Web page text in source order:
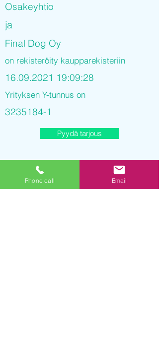
Osakeyhtio
ja
Final Dog Oy
on rekisteröity kaupparekisteriin
16.09.2021 19:09:28
Yrityksen Y-tunnus on
3235184-1
Pyydä tarjous
Phone call Email